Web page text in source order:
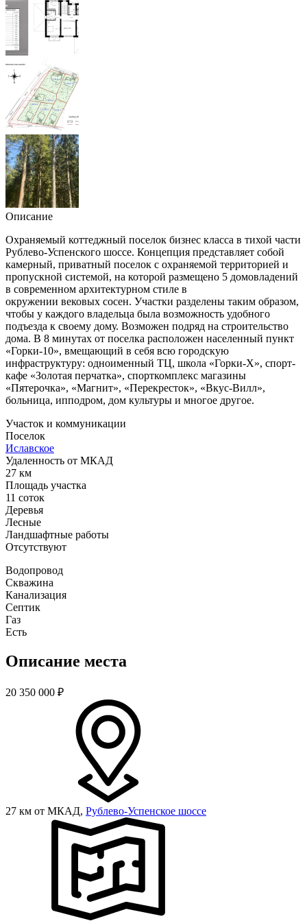
Описание
Охраняемый коттеджный поселок бизнес класса в тихой части
Рублево-Успенского шоссе. Концепция представляет собой
камерный, приватный поселок с охраняемой территорией и
пропускной системой, на которой размещено 5 домовладений
в современном архитектурном стиле в
окружении вековых сосен. Участки разделены таким образом,
чтобы у каждого владельца была возможность удобного
подъезда к своему дому. Возможен подряд на строительство
дома. В 8 минутах от поселка расположен населенный пункт
«Горки-10», вмещающий в себя всю городскую
инфраструктуру: одноименный ТЦ, школа «Горки-Х», спорт-
кафе «Золотая перчатка», спорткомплекс магазины
«Пятерочка», «Магнит», «Перекресток», «Вкус-Вилл»,
больница, ипподром, дом культуры и многое другое.
Участок и коммуникации
Поселок
Иславское
Удаленность от МКАД
27 км
Площадь участка
11 соток
Деревья
Лесные
Ландшафтные работы
Отсутствуют
Водопровод
Скважина
Канализация
Септик
Газ
Есть
Описание места
20 350 000 ₽
27 км от МКАД, Рублево-Успенское шоссе